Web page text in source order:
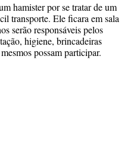
por se tratar de um
transporte. Ele ficara em sala
serão responsáveis pelos
higiene, brincadeiras
possam participar.